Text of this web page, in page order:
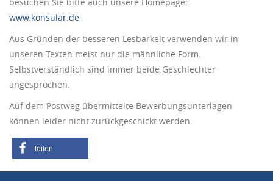
www.konsular.de
Aus Gründen der besseren Lesbarkeit verwenden wir in
unseren Texten meist nur die männliche Form.
Selbstverständlich sind immer beide Geschlechter
angesprochen.
Auf dem Postweg übermittelte Bewerbungsunterlagen
können leider nicht zurückgeschickt werden.
teilen